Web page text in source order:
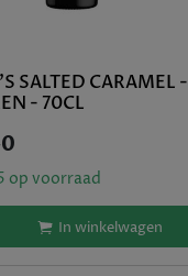
SALTED CARAMEL -
- 70CL
op voorraad
In winkelwagen